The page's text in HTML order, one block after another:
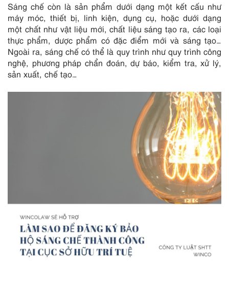
Sáng chế còn là sản phẩm dưới dạng một kết cấu như
máy móc, thiết bị, linh kiện, dụng cụ, hoặc dưới dạng
một chất như vật liệu mới, chất liệu sáng tạo ra, các loại
thực phẩm, dược phẩm có đặc điểm mới và sáng tạo…
Ngoài ra, sáng chế có thể là quy trình như quy trình công
nghệ, phương pháp chẩn đoán, dự báo, kiểm tra, xử lý,
sản xuất, chế tạo…